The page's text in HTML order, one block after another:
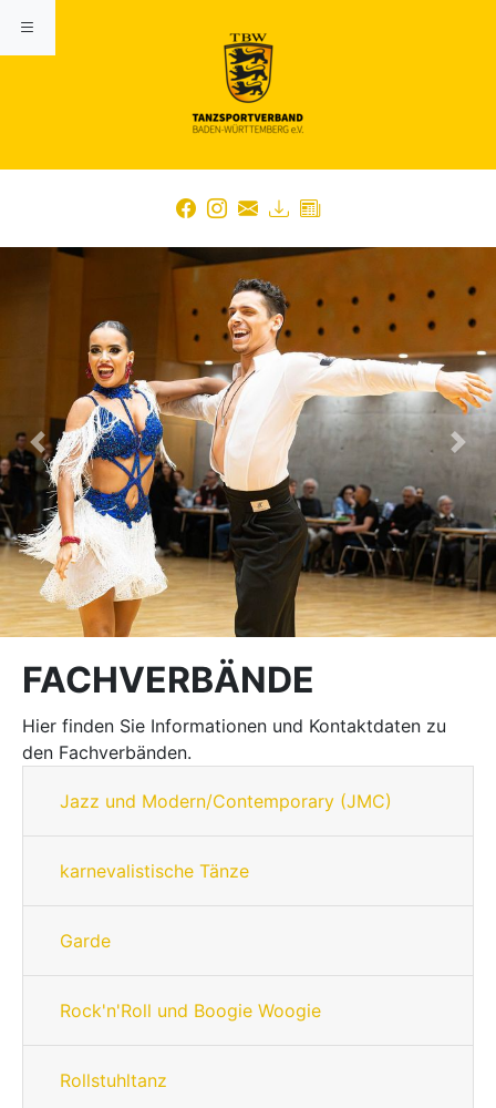
Previous Next
FACHVERBÄNDE
Hier finden Sie Informationen und Kontaktdaten zu
den Fachverbänden.
Jazz und Modern/Contemporary (JMC)
karnevalistische Tänze
Garde
Rock'n'Roll und Boogie Woogie
Rollstuhltanz